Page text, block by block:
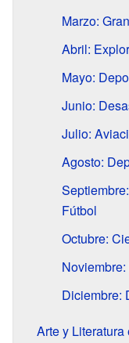
Marzo:
Abril:
Mayo:
Junio:
Julio:
Agosto:
Fútbol
Octubre:
Diciembre:
Arte y Literatura